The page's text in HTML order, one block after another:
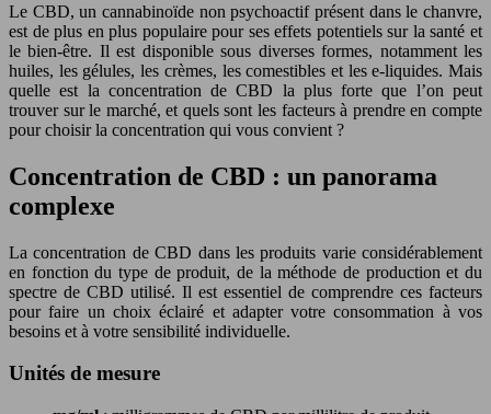
Le CBD, un cannabinoïde non psychoactif présent dans le chanvre,
est de plus en plus populaire pour ses effets potentiels sur la santé et
le bien-être. Il est disponible sous diverses formes, notamment les
huiles, les gélules, les crèmes, les comestibles et les e-liquides. Mais
quelle est la concentration de CBD la plus forte que l’on peut
trouver sur le marché, et quels sont les facteurs à prendre en compte
pour choisir la concentration qui vous convient ?
Concentration de CBD : un panorama
complexe
La concentration de CBD dans les produits varie considérablement
en fonction du type de produit, de la méthode de production et du
spectre de CBD utilisé. Il est essentiel de comprendre ces facteurs
pour faire un choix éclairé et adapter votre consommation à vos
besoins et à votre sensibilité individuelle.
Unités de mesure